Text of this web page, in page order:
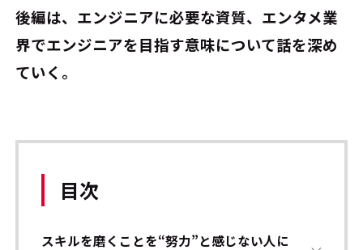
後編は、エンジニアに必要な資質、エンタメ業
界でエンジニアを目指す意味について話を深め
ていく。
目次
スキルを磨くことを“努力”と感じない人に